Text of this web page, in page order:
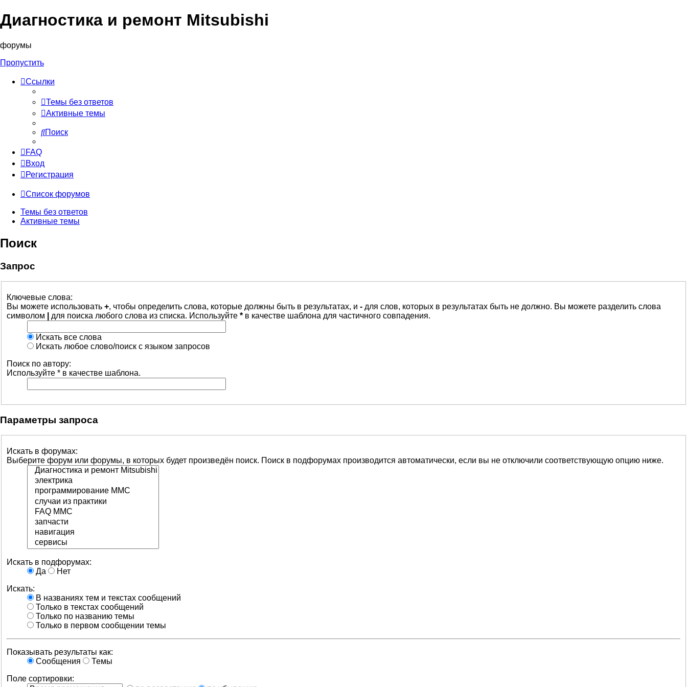
Диагностика и ремонт Mitsubishi
форумы
Пропустить
Ссылки
Темы без ответов
Активные темы
Поиск
FAQ
Вход
Регистрация
Список форумов
Темы без ответов
Активные темы
Поиск
Запрос
Ключевые слова:
Вы можете использовать +, чтобы определить слова, которые должны быть в результатах, и - для слов, которых в результатах быть не должно. Вы можете разделить слова
символом
для поиска любого слова из списка. Используйте * в качестве шаблона для частичного совпадения.
Искать все слова
Искать любое слово/поиск с языком запросов
Поиск по автору:
Используйте * в качестве шаблона.
Параметры запроса
Искать в форумах:
Выберите форум или форумы, в которых будет произведён поиск. Поиск в подфорумах производится автоматически, если вы не отключили соответствующую опцию ниже.
Искать в подфорумах:
Да
Нет
Искать:
В названиях тем и текстах сообщений
Только в текстах сообщений
Только по названию темы
Только в первом сообщении темы
Показывать результаты как:
Сообщения
Темы
Поле сортировки: